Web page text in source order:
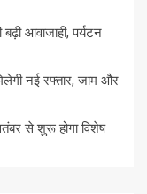
आवाजाही, पर्यटन
नई रफ्तार, जाम और
से शुरू होगा विशेष